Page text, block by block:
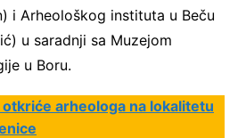
i Arheološkog instituta u Beču
u saradnji sa Muzejom
u Boru.
arheologa na lokalitetu